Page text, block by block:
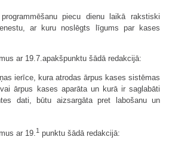
piecu dienu laikā rakstiski
ar kuru noslēgts līgums par kases
ar 19.7.apakšpunktu šādā redakcijā:
ierīce, kura atrodas ārpus kases sistēmas
ārpus kases aparāta un kurā ir saglabāti
dati, būtu aizsargāta pret labošanu un
ar 19.1 punktu šādā redakcijā: